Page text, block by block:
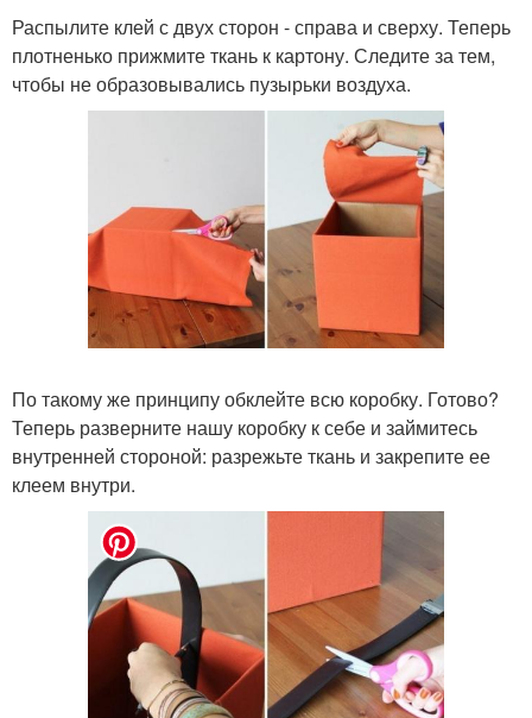
Распылите клей с двух сторон - справа и сверху. Теперь
плотненько прижмите ткань к картону. Следите за тем,
чтобы не образовывались пузырьки воздуха.
По такому же принципу обклейте всю коробку. Готово?
Теперь разверните нашу коробку к себе и займитесь
внутренней стороной: разрежьте ткань и закрепите ее
клеем внутри.